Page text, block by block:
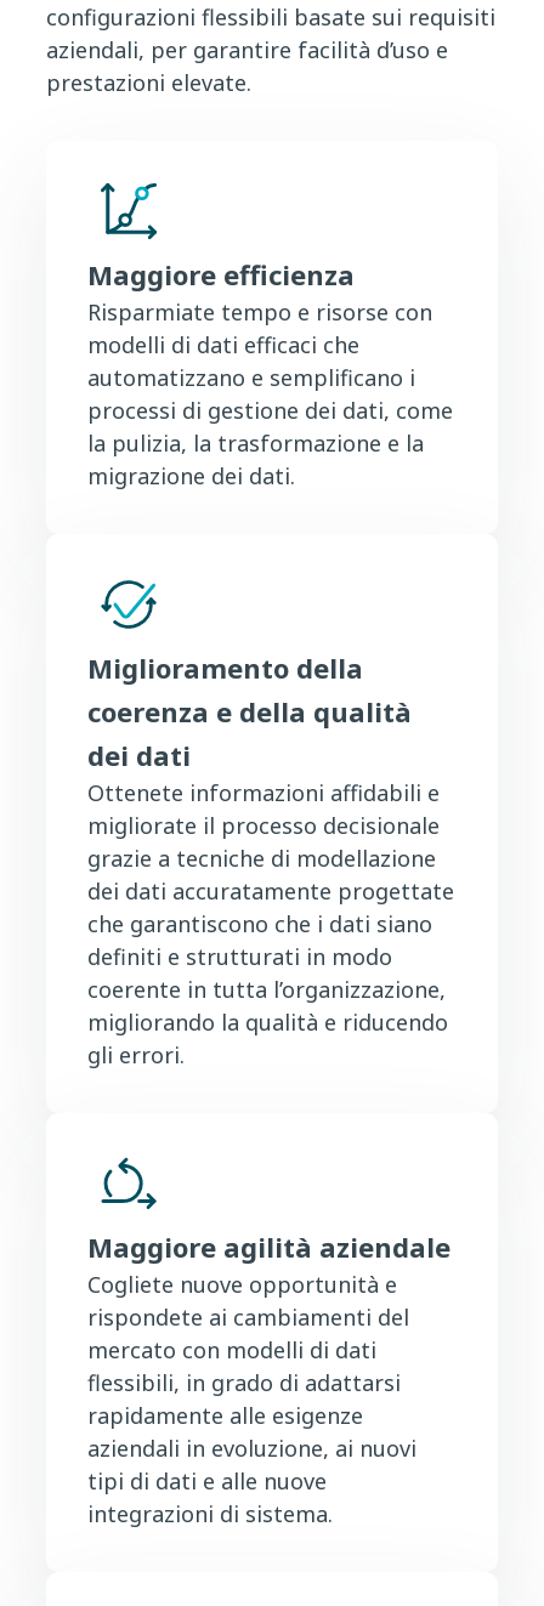
configurazioni flessibili basate sui requisiti
aziendali, per garantire facilità d’uso e
prestazioni elevate.
Maggiore efficienza
Risparmiate tempo e risorse con
modelli di dati efficaci che
automatizzano e semplificano i
processi di gestione dei dati, come
la pulizia, la trasformazione e la
migrazione dei dati.
Miglioramento della
coerenza e della qualità
dei dati
Ottenete informazioni affidabili e
migliorate il processo decisionale
grazie a tecniche di modellazione
dei dati accuratamente progettate
che garantiscono che i dati siano
definiti e strutturati in modo
coerente in tutta l’organizzazione,
migliorando la qualità e riducendo
gli errori.
Maggiore agilità aziendale
Cogliete nuove opportunità e
rispondete ai cambiamenti del
mercato con modelli di dati
flessibili, in grado di adattarsi
rapidamente alle esigenze
aziendali in evoluzione, ai nuovi
tipi di dati e alle nuove
integrazioni di sistema.